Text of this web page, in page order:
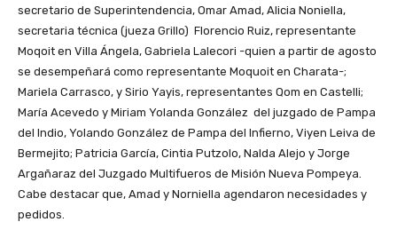
secretario de Superintendencia, Omar Amad, Alicia Noniella,
secretaria técnica (jueza Grillo) Florencio Ruiz, representante
Moqoit en Villa Ángela, Gabriela Lalecori -quien a partir de agosto
se desempeñará como representante Moquoit en Charata-;
Mariela Carrasco, y Sirio Yayis, representantes Qom en Castelli;
María Acevedo y Miriam Yolanda González del juzgado de Pampa
del Indio, Yolando González de Pampa del Infierno, Viyen Leiva de
Bermejito; Patricia García, Cintia Putzolo, Nalda Alejo y Jorge
Argañaraz del Juzgado Multifueros de Misión Nueva Pompeya.
Cabe destacar que, Amad y Norniella agendaron necesidades y
pedidos.